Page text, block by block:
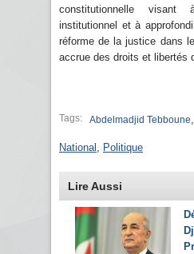
constitutionnelle visant
institutionnel et à
réforme de la justice dans
accrue des droits et libertés
Tags: Abdelmadjid Tebboune
National Politique
Lire Aussi